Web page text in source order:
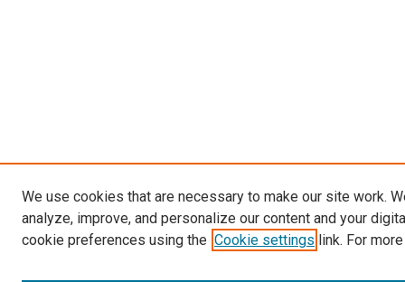
We use cookies that are necessary to make our site work.
analyze, improve, and personalize our content and your
cookie preferences using the Cookie settings link. For